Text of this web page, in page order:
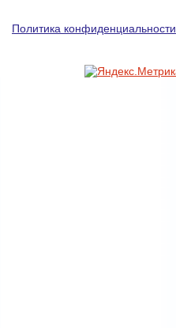
Политика конфиденциальности